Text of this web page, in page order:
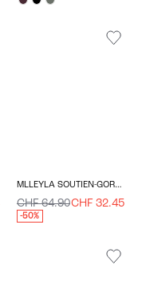
MLLEYLA SOUTIEN-GORGE D'ALLAITEMENT
CHF 64.90CHF 32.45
-50%